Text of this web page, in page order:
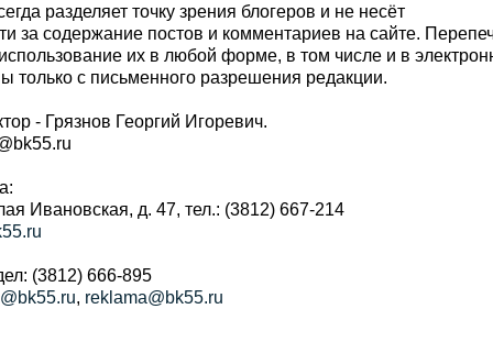
разделяет точку зрения блогеров и не несёт
за содержание постов и комментариев на сайте.
их в любой форме, в том числе и в
с письменного разрешения редакции.
- Грязнов Георгий Игоревич.
Ивановская, д. 47, тел.: (3812) 667-214
(3812) 666-895
, reklama@bk55.ru